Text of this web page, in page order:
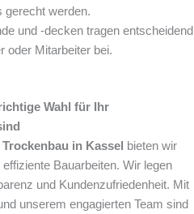
gerecht werden.
und -decken tragen entscheidend
oder Mitarbeiter bei.
Wahl für Ihr
Trockenbau in Kassel
bieten wir
Bauarbeiten. Wir legen
und Kundenzufriedenheit. Mit
unserem engagierten Team sind